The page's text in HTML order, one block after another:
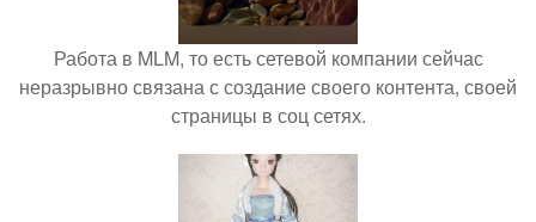
Работа в MLM, то есть сетевой компании сейчас
неразрывно связана с создание своего контента, своей
страницы в соц сетях.